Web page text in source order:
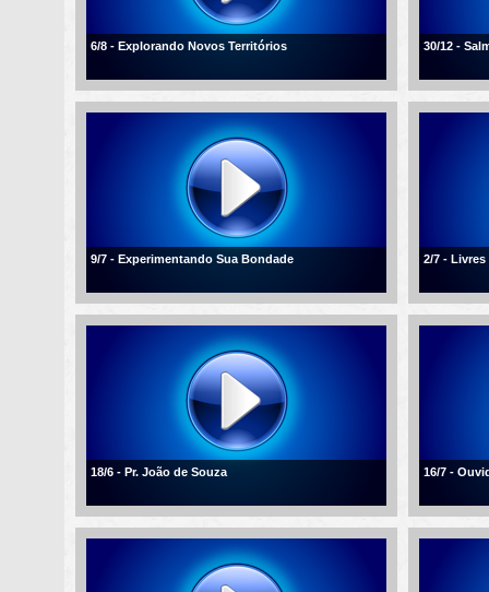
6/8 - Explorando Novos Territórios 30/12 -
9/7 - Experimentando Sua Bondade 2/7 -
18/6 - Pr. João de Souza 16/7 -